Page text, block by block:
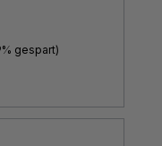
gespart)